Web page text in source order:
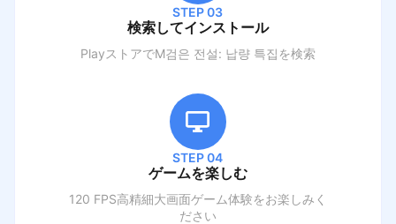
STEP 03
検索してインストール
PlayストアでM검은 전설: 납량 특집 を検索
STEP 04
ゲームを楽しむ
120 FPS高精細大画面ゲーム体験をお楽しみく
ださい